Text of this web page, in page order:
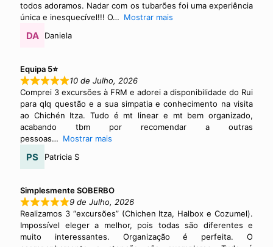
todos adoramos. Nadar com os tubarões foi uma experiência
única e inesquecível!!! O
Mostrar mais
Daniela
Equipa 5⭐
10 de Julho, 2026
Comprei 3 excursões à FRM e adorei a disponibilidade do Rui
para qlq questão e a sua simpatia e conhecimento na visita
ao Chichén Itza. Tudo é mt linear e mt bem organizado,
acabando tbm por recomendar a outras
pessoas
Mostrar mais
Patricia S
Simplesmente SOBERBO
9 de Julho, 2026
Realizamos 3 “excursões” (Chichen Itza, Halbox e Cozumel).
Impossível eleger a melhor, pois todas são diferentes e
muito interessantes. Organização é perfeita. O